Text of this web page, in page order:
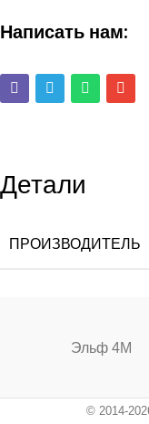
Написать нам:
Детали
ПРОИЗВОДИТЕЛЬ
Эльф 4М
© 2014-